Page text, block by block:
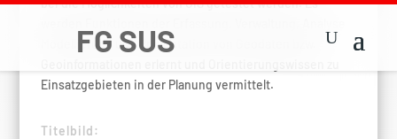
Modellierung und Präsentation von Geodaten bzw.
Einsatzgebieten in der Planung vermittelt.
Titelbild: